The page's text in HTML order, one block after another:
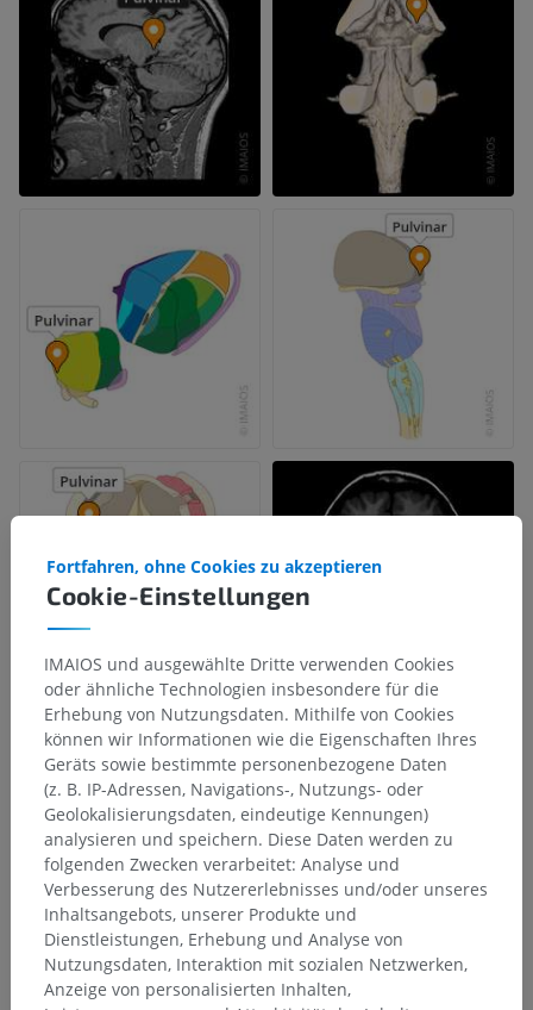
Cookie-Einstellungen
Fortfahren, ohne Cookies zu akzeptieren
IMAIOS und ausgewählte Dritte verwenden Cookies
oder ähnliche Technologien insbesondere für die
Erhebung von Nutzungsdaten. Mithilfe von Cookies
können wir Informationen wie die Eigenschaften Ihres
Geräts sowie bestimmte personenbezogene Daten
(z. B. IP-Adressen, Navigations-, Nutzungs- oder
Geolokalisierungsdaten, eindeutige Kennungen)
analysieren und speichern. Diese Daten werden zu
folgenden Zwecken verarbeitet: Analyse und
Verbesserung des Nutzererlebnisses und/oder unseres
Inhaltsangebots, unserer Produkte und
Dienstleistungen, Erhebung und Analyse von
Nutzungsdaten, Interaktion mit sozialen Netzwerken,
Anzeige von personalisierten Inhalten,